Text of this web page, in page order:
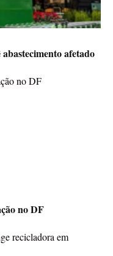
afetado
no DF